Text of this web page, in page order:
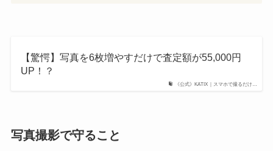
《公式》KATIX｜スマホで撮るだけ…
【驚愕】写真を6枚増やすだけで査定額が55,000円
UP！？
写真撮影で守ること